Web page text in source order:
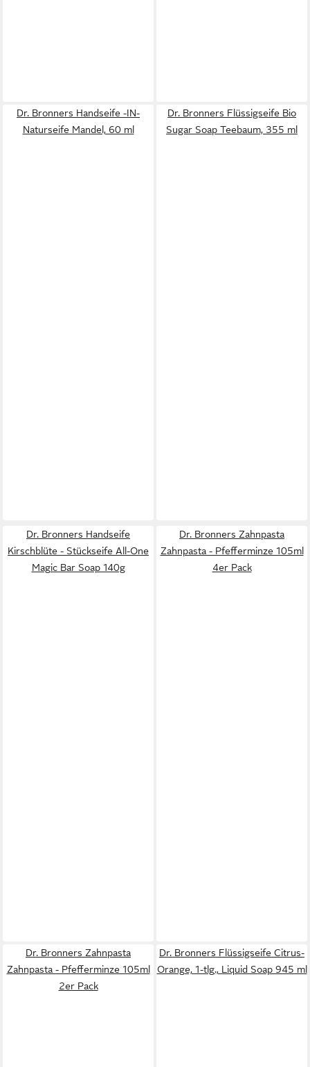
Dr. Bronners Handseife -IN-
Naturseife Mandel, 60 ml
Dr. Bronners Flüssigseife Bio
Sugar Soap Teebaum, 355 ml
Dr. Bronners Handseife
Kirschblüte - Stückseife All-One
Magic Bar Soap 140g
Dr. Bronners Zahnpasta
Zahnpasta - Pfefferminze 105ml
4er Pack
Dr. Bronners Zahnpasta
Zahnpasta - Pfefferminze 105ml
2er Pack
Dr. Bronners Flüssigseife Citrus-
Orange, 1-tlg., Liquid Soap 945 ml